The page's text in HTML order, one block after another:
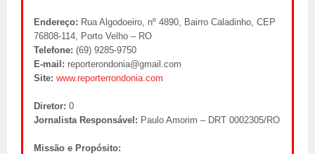
Endereço: Rua Algodoeiro, nº 4890, Bairro Caladinho, CEP
76808-114, Porto Velho – RO
Telefone: (69) 9285-9750
E-mail: reporterondonia@gmail.com
Site: www.reporterrondonia.com
Diretor: 0
Jornalista Responsável: Paulo Amorim – DRT 0002305/RO
Missão e Propósito: